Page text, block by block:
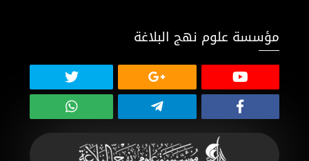
مؤسسة علوم نهج البلاغة